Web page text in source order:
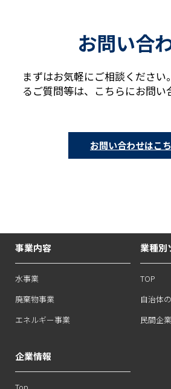
お問い合
まずはお気軽にご相談ください
るご質問等は、こちらにお問い
お問い合わせはこ
事業内容
水事業
廃棄物事業
エネルギー事業
業種別
TOP
自治体
民間企
企業情報